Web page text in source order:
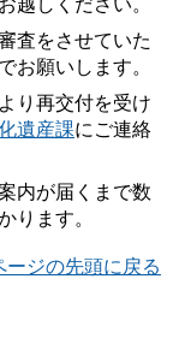
越しください。
査をさせていた
お願いします。
り再交付を受け
遺産課にご連絡
内が届くまで数
ります。
ージの先頭に戻る